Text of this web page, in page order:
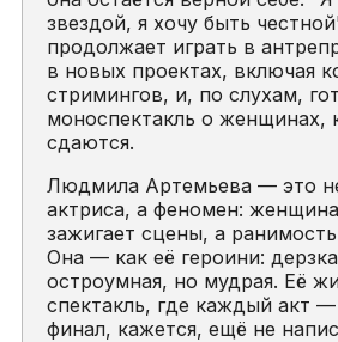
звездой, я хочу быть
продолжает играть в
в новых проектах, включая
стримингов, и, по слухам,
моноспектакль о женщинах,
сдаются.
Людмила Артемьева — это
актриса, а феномен:
зажигает сцены, а
Она — как её героини:
остроумная, но мудрая. Её
спектакль, где каждый акт
финал, кажется, ещё не